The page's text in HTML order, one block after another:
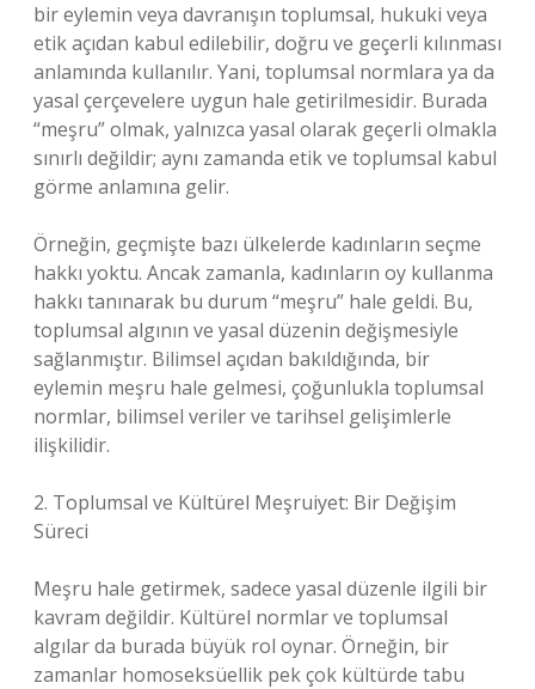
bir eylemin veya davranışın toplumsal, hukuki veya
etik açıdan kabul edilebilir, doğru ve geçerli kılınması
anlamında kullanılır. Yani, toplumsal normlara ya da
yasal çerçevelere uygun hale getirilmesidir. Burada
“meşru” olmak, yalnızca yasal olarak geçerli olmakla
sınırlı değildir; aynı zamanda etik ve toplumsal kabul
görme anlamına gelir.
Örneğin, geçmişte bazı ülkelerde kadınların seçme
hakkı yoktu. Ancak zamanla, kadınların oy kullanma
hakkı tanınarak bu durum “meşru” hale geldi. Bu,
toplumsal algının ve yasal düzenin değişmesiyle
sağlanmıştır. Bilimsel açıdan bakıldığında, bir
eylemin meşru hale gelmesi, çoğunlukla toplumsal
normlar, bilimsel veriler ve tarihsel gelişimlerle
ilişkilidir.
2. Toplumsal ve Kültürel Meşruiyet: Bir Değişim
Süreci
Meşru hale getirmek, sadece yasal düzenle ilgili bir
kavram değildir. Kültürel normlar ve toplumsal
algılar da burada büyük rol oynar. Örneğin, bir
zamanlar homoseksüellik pek çok kültürde tabu